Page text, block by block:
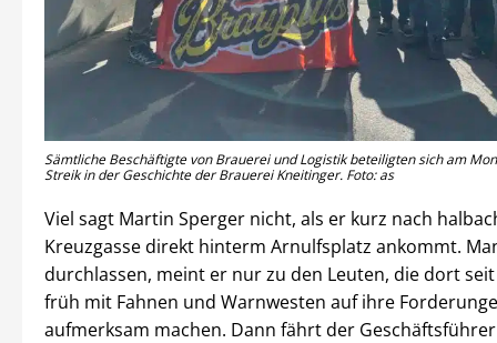
Sämtliche Beschäftigte von Brauerei und Logistik beteiligten sich am
Streik in der Geschichte der Brauerei Kneitinger. Foto: as
Viel sagt Martin Sperger nicht, als er kurz nach
Kreuzgasse direkt hinterm Arnulfsplatz ankommt.
durchlassen, meint er nur zu den Leuten, die dort
früh mit Fahnen und Warnwesten auf ihre
aufmerksam machen. Dann fährt der